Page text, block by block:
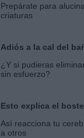
Prepárate para
criaturas
Adiós a la cal del
¿Y si pudieras
sin esfuerzo?
Esto explica el
Así reacciona tu
a otros